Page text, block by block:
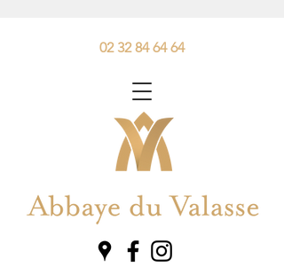
02 32 84 64 64